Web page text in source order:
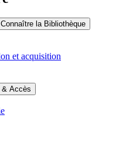
Connaître la Bibliothèque
et acquisition
& Accès